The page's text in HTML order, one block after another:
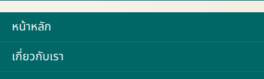
หน้าหลัก
เกี่ยวกับเรา